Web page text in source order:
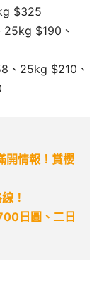
$325
$190、
、25kg $210、
開情報！賞櫻
！
日圓、二日